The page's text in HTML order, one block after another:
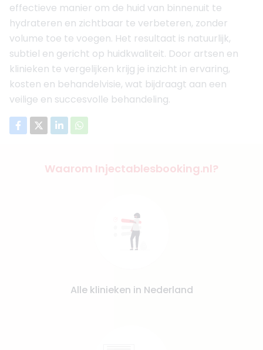
effectieve manier om de huid van binnenuit te
hydrateren en zichtbaar te verbeteren, zonder
volume toe te voegen. Het resultaat is natuurlijk,
subtiel en gericht op huidkwaliteit. Door artsen en
klinieken te vergelijken krijg je inzicht in ervaring,
kosten en behandelvisie, wat bijdraagt aan een
veilige en succesvolle behandeling.
Waarom Injectablesbooking.nl?
Alle klinieken in Nederland